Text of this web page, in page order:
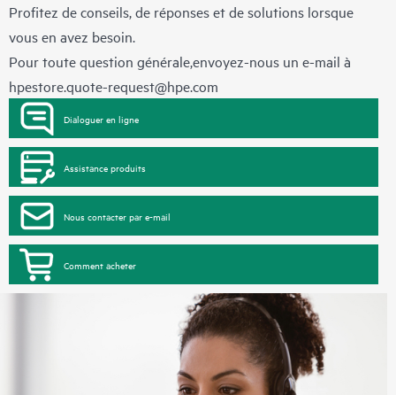
Profitez de conseils, de réponses et de solutions lorsque
vous en avez besoin.
Pour toute question générale,envoyez-nous un e-mail à
hpestore.quote-request@hpe.com
Dialoguer en ligne
Assistance produits
Nous contacter par e-mail
Comment acheter